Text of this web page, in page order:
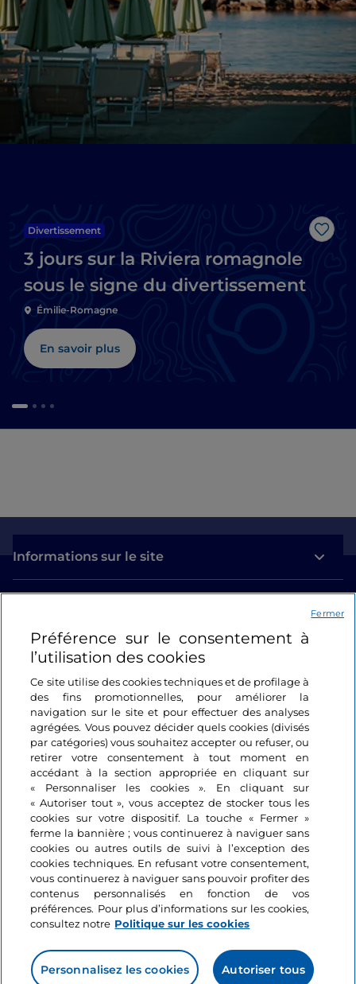
Divertissement
3 jours sur la Riviera romagnole
sous le signe du divertissement
Émilie-Romagne
En savoir plus
Informations sur le site
Se connecter
Suivez-nous
Préférence sur le consentement à
l’utilisation des cookies
Ce site utilise des cookies techniques et de profilage à
des fins promotionnelles, pour améliorer la
navigation sur le site et pour effectuer des analyses
agrégées. Vous pouvez décider quels cookies (divisés
par catégories) vous souhaitez accepter ou refuser, ou
retirer votre consentement à tout moment en
accédant à la section appropriée en cliquant sur
« Personnaliser les cookies ». En cliquant sur
« Autoriser tout », vous acceptez de stocker tous les
cookies sur votre dispositif. La touche « Fermer »
ferme la bannière ; vous continuerez à naviguer sans
cookies ou autres outils de suivi à l’exception des
cookies techniques. En refusant votre consentement,
vous continuerez à naviguer sans pouvoir profiter des
contenus personnalisés en fonction de vos
préférences. Pour plus d’informations sur les cookies,
consultez notre Politique sur les cookies
Personnalisez les cookies Autoriser tous
Fermer